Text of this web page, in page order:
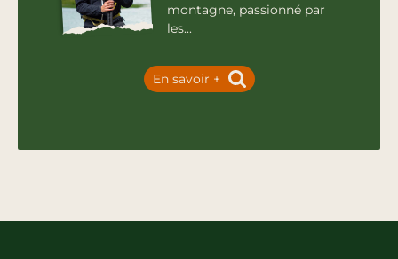
montagne, passionné par
les...
En savoir +